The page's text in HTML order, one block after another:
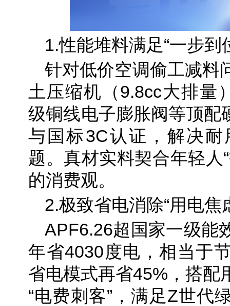
1.性能堆料满足“一步到
针对低价空调偷工减料
土压缩机（9.8cc大排量
级铜线电子膨胀阀等顶配
与国标3C认证，解决
题。真材实料契合年轻人
的消费观。
2.极致省电消除“用电焦
APF6.26超国家一级能
年省4030度电，相当于
省电模式再省45%，搭配
“电费刺客”，满足Z世代